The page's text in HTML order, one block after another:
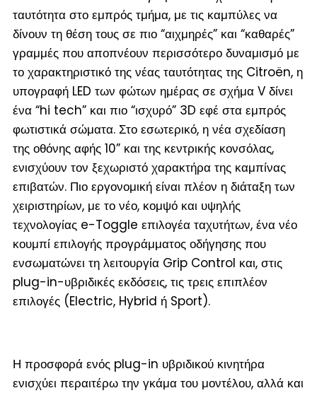
ταυτότητα στο εμπρός τμήμα, με τις καμπύλες να
δίνουν τη θέση τους σε πιο “αιχμηρές” και “καθαρές”
γραμμές που αποπνέουν περισσότερο δυναμισμό με
το χαρακτηριστικό της νέας ταυτότητας της Citroën, η
υπογραφή LED των φώτων ημέρας σε σχήμα V δίνει
ένα “hi tech” και πιο “ισχυρό” 3D εφέ στα εμπρός
φωτιστικά σώματα. Στο εσωτερικό, η νέα σχεδίαση
της οθόνης αφής 10” και της κεντρικής κονσόλας,
ενισχύουν τον ξεχωριστό χαρακτήρα της καμπίνας
επιβατών. Πιο εργονομική είναι πλέον η διάταξη των
χειριστηρίων, με το νέο, κομψό και υψηλής
τεχνολογίας e-Toggle επιλογέα ταχυτήτων, ένα νέο
κουμπί επιλογής προγράμματος οδήγησης που
ενσωματώνει τη λειτουργία Grip Control και, στις
plug-in-υβριδικές εκδόσεις, τις τρεις επιπλέον
επιλογές (Electric, Hybrid ή Sport).
Η προσφορά ενός plug-in υβριδικού κινητήρα
ενισχύει περαιτέρω την γκάμα του μοντέλου, αλλά και